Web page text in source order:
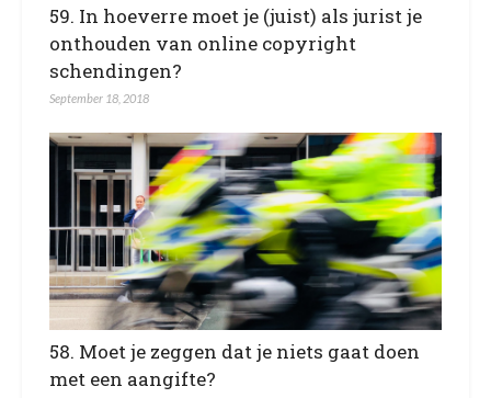
59. In hoeverre moet je (juist) als jurist je
onthouden van online copyright
schendingen?
September 18, 2018
58. Moet je zeggen dat je niets gaat doen
met een aangifte?